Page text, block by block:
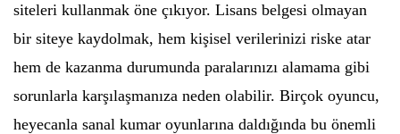
siteleri kullanmak öne çıkıyor. Lisans belgesi olmayan
bir siteye kaydolmak, hem kişisel verilerinizi riske atar
hem de kazanma durumunda paralarınızı alamama gibi
sorunlarla karşılaşmanıza neden olabilir. Birçok oyuncu,
heyecanla sanal kumar oyunlarına daldığında bu önemli